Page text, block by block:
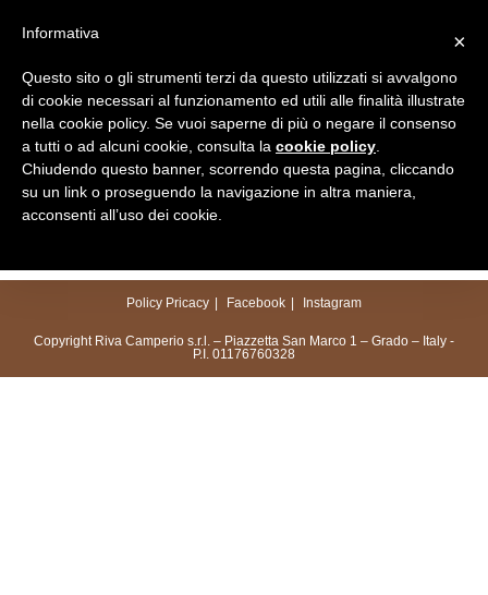
Menu
Policy Pricacy Facebook Instagram
Copyright Riva Camperio s.r.l. – Piazzetta San Marco 1 – Grado – Italy -
P.I. 01176760328
×
Informativa
Questo sito o gli strumenti terzi da questo utilizzati si avvalgono
di cookie necessari al funzionamento ed utili alle finalità illustrate
nella cookie policy. Se vuoi saperne di più o negare il consenso
a tutti o ad alcuni cookie, consulta la cookie policy
Chiudendo questo banner, scorrendo questa pagina, cliccando
su un link o proseguendo la navigazione in altra maniera,
acconsenti all’uso dei cookie.